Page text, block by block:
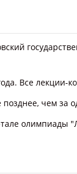
Все лекции-
чем за
олимпиады